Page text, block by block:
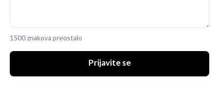
1500 znakova preostalo
Prijavite se